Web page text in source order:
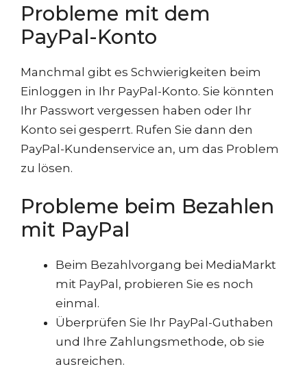
Probleme mit dem
PayPal-Konto
Manchmal gibt es Schwierigkeiten beim
Einloggen in Ihr PayPal-Konto. Sie könnten
Ihr Passwort vergessen haben oder Ihr
Konto sei gesperrt. Rufen Sie dann den
PayPal-Kundenservice an, um das Problem
zu lösen.
Probleme beim Bezahlen
mit PayPal
Beim Bezahlvorgang bei MediaMarkt
mit PayPal, probieren Sie es noch
einmal.
Überprüfen Sie Ihr PayPal-Guthaben
und Ihre Zahlungsmethode, ob sie
ausreichen.